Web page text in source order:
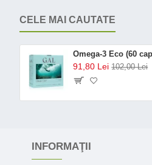
Viridian
Vitae
Vitamunda
Biolu
Lima
CELE MAI CAUTATE
Omega-3 Eco (60
91,80 Lei 102,00 Lei
INFORMAŢII